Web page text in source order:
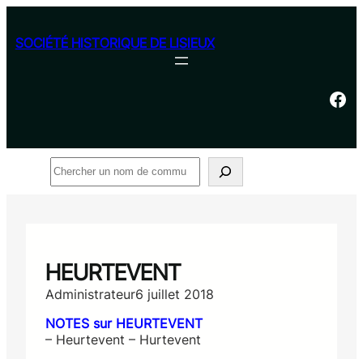
contenu
SOCIÉTÉ HISTORIQUE DE LISIEUX
Facebook
Rechercher
HEURTEVENT
Administrateur6 juillet 2018
NOTES sur HEURTEVENT
– Heurtevent – Hurtevent